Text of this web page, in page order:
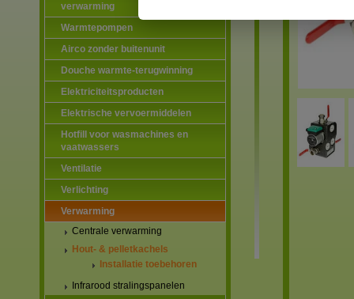
verwarming
Warmtepompen
Airco zonder buitenunit
Douche warmte-terugwinning
Elektriciteitsproducten
Elektrische vervoermiddelen
Hotfill voor wasmachines en
vaatwassers
Ventilatie
Verlichting
Verwarming
Centrale verwarming
Hout- & pelletkachels
Installatie toebehoren
Infrarood stralingspanelen